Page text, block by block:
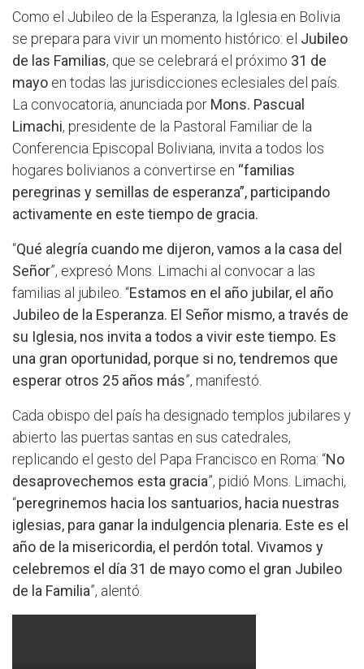
Como el Jubileo de la Esperanza, la Iglesia en Bolivia
se prepara para vivir un momento histórico: el Jubileo
de las Familias, que se celebrará el próximo 31 de
mayo en todas las jurisdicciones eclesiales del país.
La convocatoria, anunciada por Mons. Pascual
Limachi, presidente de la Pastoral Familiar de la
Conferencia Episcopal Boliviana, invita a todos los
hogares bolivianos a convertirse en “familias
peregrinas y semillas de esperanza”, participando
activamente en este tiempo de gracia.
“Qué alegría cuando me dijeron, vamos a la casa del
Señor”, expresó Mons. Limachi al convocar a las
familias al jubileo. “Estamos en el año jubilar, el año
Jubileo de la Esperanza. El Señor mismo, a través de
su Iglesia, nos invita a todos a vivir este tiempo. Es
una gran oportunidad, porque si no, tendremos que
esperar otros 25 años más”, manifestó.
Cada obispo del país ha designado templos jubilares y
abierto las puertas santas en sus catedrales,
replicando el gesto del Papa Francisco en Roma: “No
desaprovechemos esta gracia”, pidió Mons. Limachi,
“peregrinemos hacia los santuarios, hacia nuestras
iglesias, para ganar la indulgencia plenaria. Este es el
año de la misericordia, el perdón total. Vivamos y
celebremos el día 31 de mayo como el gran Jubileo
de la Familia”, alentó.